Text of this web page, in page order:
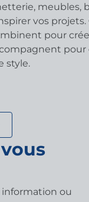
meubles,
vos projets.
pour
pour
style.
information ou